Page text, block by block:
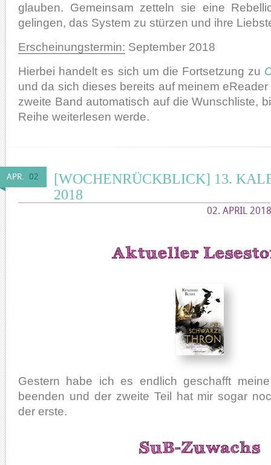
glauben. Gemeinsam zetteln sie eine
gelingen, das System zu stürzen und ihre
Erscheinungstermin: September 2018
Hierbei handelt es sich um die Fortsetzung zu
und da sich dieses bereits auf meinem
zweite Band automatisch auf die Wunschliste,
Reihe weiterlesen werde.
APR. 02
[WOCHENRÜCKBLICK] 13.
2018
02. APRIL
Gestern habe ich es endlich geschafft
beenden und der zweite Teil hat mir sogar
der erste.